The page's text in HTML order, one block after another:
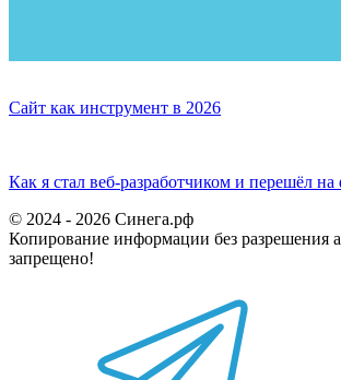
Сайт как инструмент в 2026
Как я стал веб‑разработчиком и перешёл
© 2024 - 2026 Синега.рф
Копирование информации без разрешения
запрещено!